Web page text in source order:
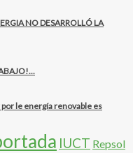
NO DESARROLLÓ LA
le energía renovable es
IUCT Repsol